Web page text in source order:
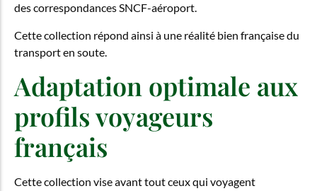
des correspondances SNCF-aéroport.
Cette collection répond ainsi à une réalité bien française du
transport en soute.
Adaptation optimale aux
profils voyageurs
français
Cette collection vise avant tout ceux qui voyagent